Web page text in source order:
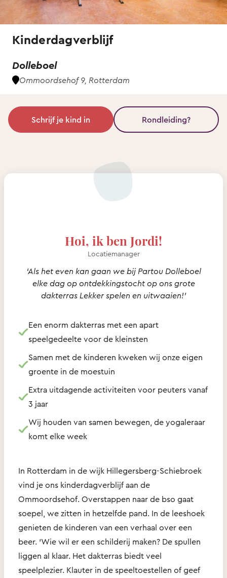
Kinderdagverblijf
Dolleboel
Ommoordsehof 9, Rotterdam
Schrijf je kind in Rondleiding?
Hoi, ik ben Jordi!
Locatiemanager
‘Als het even kan gaan we bij Partou Dolleboel
elke dag op ontdekkingstocht op ons grote
dakterras Lekker spelen en uitwaaien!’
Een enorm dakterras met een apart
speelgedeelte voor de kleinsten
Samen met de kinderen kweken wij onze eigen
groente in de moestuin
Extra uitdagende activiteiten voor peuters vanaf
3 jaar
Wij houden van samen bewegen, de yogaleraar
komt elke week
In Rotterdam in de wijk Hillegersberg-Schiebroek
vind je ons kinderdagverblijf aan de
Ommoordsehof. Overstappen naar de bso gaat
soepel, we zitten in hetzelfde pand. In de leeshoek
genieten de kinderen van een verhaal over een
beer. ‘Wie wil er een schilderij maken? De spullen
liggen al klaar. Het dakterras biedt veel
speelplezier. Klauter in de speeltoestellen of geef